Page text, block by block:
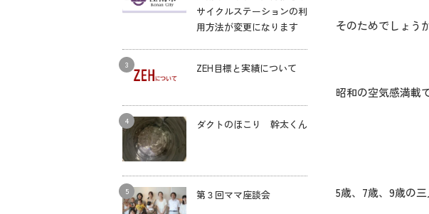
そのためでしょう
昭和の空気感満載
5歳、7歳、9歳の三
サイクルステーションの利
用方法が変更になります
ZEH目標と実績について
ダクトのほこり 幹太くん
第３回ママ座談会